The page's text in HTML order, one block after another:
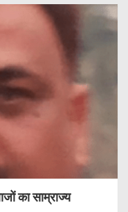
का साम्राज्य